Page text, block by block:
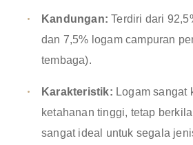
Kandungan: Terdiri dari
dan 7,5% logam campuran
tembaga).
Karakteristik: Logam sangat
ketahanan tinggi, tetap
sangat ideal untuk segala